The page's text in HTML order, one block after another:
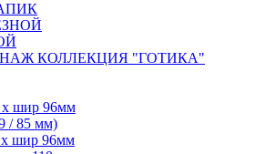
КОЛЛЕКЦИЯ "ГОТИКА"
х шир 96мм
/ 85 мм)
х шир 96мм